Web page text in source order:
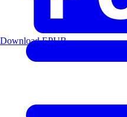
Download EPUB